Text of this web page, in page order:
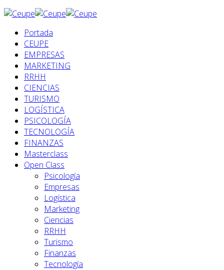
Portada
CEUPE
EMPRESAS
MARKETING
RRHH
CIENCIAS
TURISMO
LOGÍSTICA
PSICOLOGÍA
TECNOLOGÍA
FINANZAS
Masterclass
Open Class
Psicología
Empresas
Logística
Marketing
Ciencias
RRHH
Turismo
Finanzas
Tecnología